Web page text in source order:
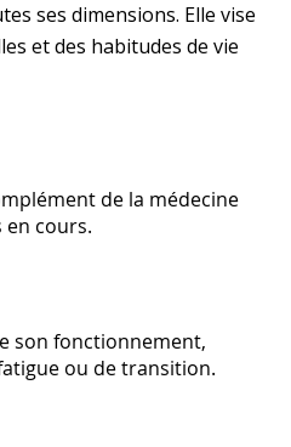
ses dimensions. Elle vise
et des habitudes de vie
de la médecine
en cours.
son fonctionnement,
ou de transition.